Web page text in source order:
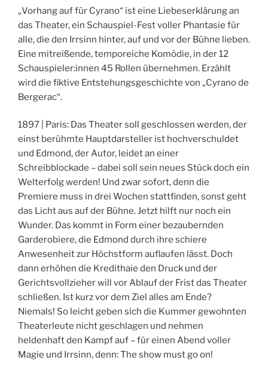
„Vorhang auf für Cyrano“ ist eine Liebeserklärung an
das Theater, ein Schauspiel-Fest voller Phantasie für
alle, die den Irrsinn hinter, auf und vor der Bühne lieben.
Eine mitreißende, temporeiche Komödie, in der 12
Schauspieler:innen 45 Rollen übernehmen. Erzählt
wird die fiktive Entstehungsgeschichte von „Cyrano de
Bergerac“.
1897 | Paris: Das Theater soll geschlossen werden, der
einst berühmte Hauptdarsteller ist hochverschuldet
und Edmond, der Autor, leidet an einer
Schreibblockade – dabei soll sein neues Stück doch ein
Welterfolg werden! Und zwar sofort, denn die
Premiere muss in drei Wochen stattfinden, sonst geht
das Licht aus auf der Bühne. Jetzt hilft nur noch ein
Wunder. Das kommt in Form einer bezaubernden
Garderobiere, die Edmond durch ihre schiere
Anwesenheit zur Höchstform auflaufen lässt. Doch
dann erhöhen die Kredithaie den Druck und der
Gerichtsvollzieher will vor Ablauf der Frist das Theater
schließen. Ist kurz vor dem Ziel alles am Ende?
Niemals! So leicht geben sich die Kummer gewohnten
Theaterleute nicht geschlagen und nehmen
heldenhaft den Kampf auf – für einen Abend voller
Magie und Irrsinn, denn: The show must go on!